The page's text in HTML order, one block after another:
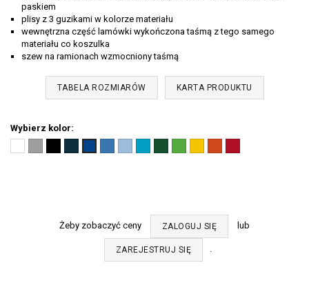
paskiem
plisy z 3 guzikami w kolorze materiału
wewnętrzna część lamówki wykończona taśmą z tego samego
materiału co koszulka
szew na ramionach wzmocniony taśmą
TABELA ROZMIARÓW KARTA PRODUKTU
Wybierz kolor:
(00) melanż
(01) (02)
(14) (15) (44) butelkowa
apple(04) (11) (07)
Żeby zobaczyć ceny ZALOGUJ SIĘ lub
ZAREJESTRUJ SIĘ .